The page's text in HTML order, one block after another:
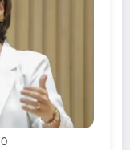
0